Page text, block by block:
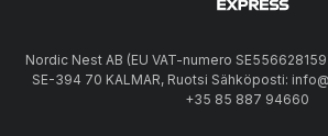
Nordic Nest AB (EU VAT-numero
SE-394 70 KALMAR, Ruotsi Sähköposti:
+35 85 887 94660